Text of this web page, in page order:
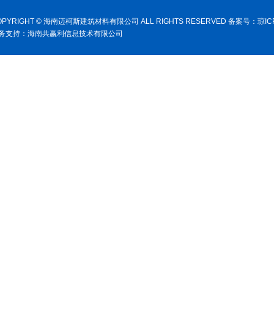
© 海南迈柯斯建筑材料有限公司 ALL RIGHTS RESERVED 备案号： 琼
支持： 海南共赢利信息技术有限公司